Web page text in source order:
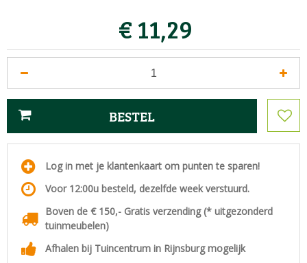
€11,29
Log in met je klantenkaart om punten te sparen!
Voor 12:00u besteld, dezelfde week verstuurd.
Boven de € 150,- Gratis verzending (* uitgezonderd
tuinmeubelen)
Afhalen bij Tuincentrum in Rijnsburg mogelijk